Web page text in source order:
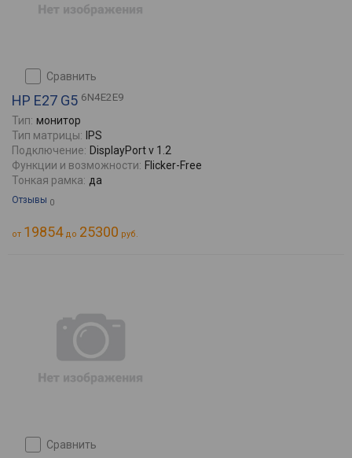
сравнить
HP E27 G5 6N4E2E9
Тип: монитор
Тип матрицы:
IPS
Подключение: DisplayPort v 1.2
Функции и возможности: Flicker-Free
Тонкая рамка: да
Отзывы 0
от 19854до 25300 руб.
сравнить